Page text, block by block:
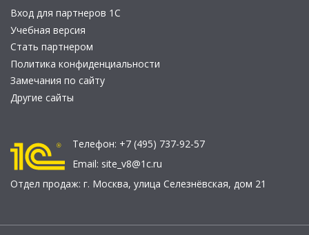
Вход для партнеров 1С
Учебная версия
Стать партнером
Политика конфиденциальности
Замечания по сайту
Другие сайты
Телефон: +7 (495) 737-92-57
Email: site_v8@1c.ru
Отдел продаж: г. Москва, улица Селезнёвская, дом 21